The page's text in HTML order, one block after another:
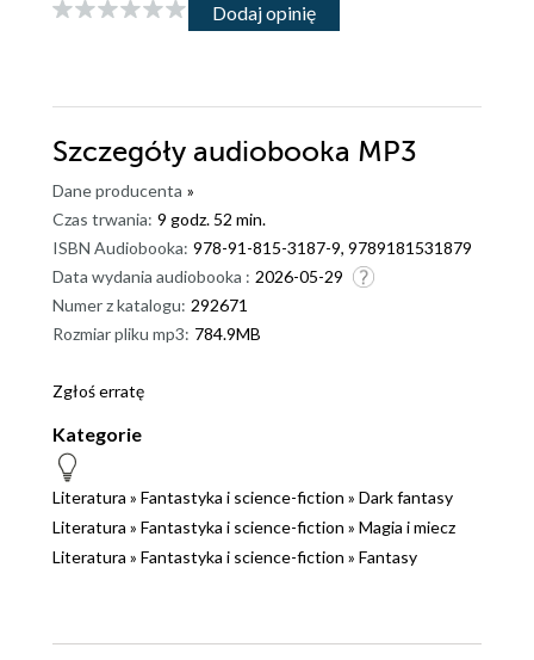
Dodaj opinię
Szczegóły audiobooka MP3
Dane producenta »
Czas trwania: 9 godz. 52 min.
ISBN Audiobooka: 978-91-815-3187-9, 9789181531879
Data wydania audiobooka : 2026-05-29
Numer z katalogu: 292671
Rozmiar pliku mp3: 784.9MB
Zgłoś erratę
Kategorie
Literatura » Fantastyka i science-fiction » Dark fantasy
Literatura » Fantastyka i science-fiction » Magia i miecz
Literatura » Fantastyka i science-fiction » Fantasy